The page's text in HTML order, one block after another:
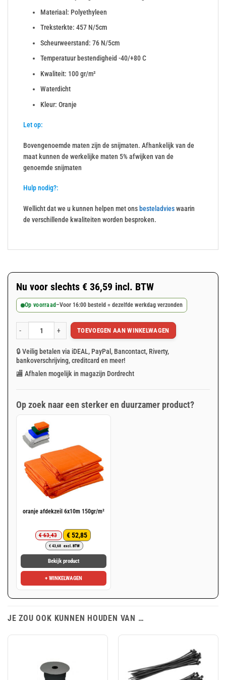
Materiaal: Polyethyleen
Treksterkte: 457 N/5cm
Scheurweerstand: 76 N/5cm
Temperatuur bestendigheid -40/+80 C
Kwaliteit: 100 gr/m²
Waterdicht
Kleur: Oranje
Let op:
Bovengenoemde maten zijn de snijmaten. Afhankelijk van de
maat kunnen de werkelijke maten 5% afwijken van de
genoemde snijmaten
Hulp nodig?:
Wellicht dat we u kunnen helpen met ons besteladvieswaarin
de verschillende kwaliteiten worden besproken.
Nu voor slechts € 36,59 incl. BTW
Op voorraad –Voor 16:00 besteld = dezelfde werkdag verzonden
Oranje afdekzeil 6x10m 100gr/m² aantalTOEVOEGEN AAN WINKELWAGEN
🔒 Veilig betalen via iDEAL, PayPal, Bancontact, Riverty,
bankoverschrijving, creditcard en meer!
🏬 Afhalen mogelijk in magazijn Dordrecht
Op zoek naar een sterker en duurzamer product?
oranje afdekzeil 6x10m 150gr/m²
€63,43
Oorspronkelijke
prijs
was:
€ 63,43.
€52,85
Huidige
prijs
is:
€ 52,85.
€43,68 excl. BTW
Bekijk product
+ WINKELWAGEN
JE ZOU OOK KUNNEN HOUDEN VAN …